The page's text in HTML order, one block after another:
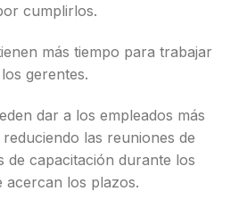
cumplirlos.
más tiempo para trabajar
gerentes.
dar a los empleados más
las reuniones de
de capacitación durante los
acercan los plazos.